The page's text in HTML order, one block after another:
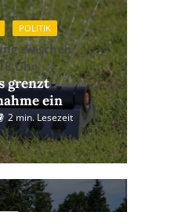
POLITIK
zwischen
Uhr
grenzt
ein
2 min. Lesezeit